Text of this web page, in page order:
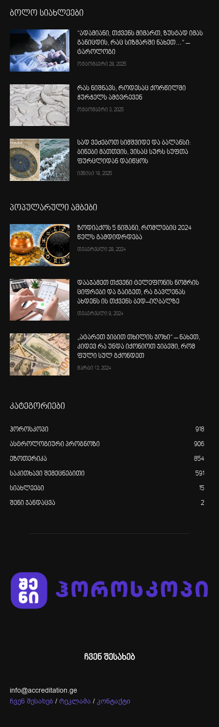
ბოლო სიახლეები
“ადამიანი, თქვენს მიმართ, ზუსტად იმას
განიცდის, რაც სიზმარში ნახეთ…“ –
ტაროლოგი
ოქტომბერი 28, 2025
რას ნიშნავს, როდესაც ქორწილში
ჭურჭელს ამტვრევენ
ოქტომბერი 3, 2025
სად ვეძებოთ სიმშვიდე და ბალანსი:
ბინები მათთვის, ვისაც სურს სუფთა
ფურცლიდან დაიწყოს
ივნისი 18, 2025
პოპულარული ამბები
ზოდიაქოს 5 ნიშანი, რომლებიც 2024
წელს გამდიდრდება
თებერვალი 28, 2024
დააჯამეთ თქვენი ტელეფონის ნომრის
ციფრები და გაიგეთ, რა გავლენას
ახდენს ის თქვენს ბედ–იღბალზე
თებერვალი 9, 2024
„ატარეთ ჯიბით თხილის ჯოხი“ – ნახეთ,
კიდევ რა უნდა იქონიოთ ჯიბეში, რომ
ფული სულ გქონდეთ
მარტი 13, 2024
კატეგორიები
ჰოროსკოპი 918
ასტროლოგიური პროგნოზი 906
ეზოთერიკა 854
საკითხავი შემეცნებითი 591
სიახლეები 15
შენი ჯანდაცვა 2
ჩვენ შესახებ
info@accreditation.ge
ჩვენ შესახებ / რეკლამა / კონტაქტი